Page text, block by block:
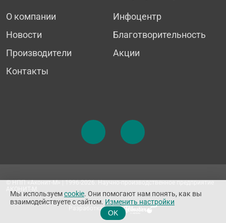
О компании
Новости
Производители
Контакты
Инфоцентр
Благотворительность
Акции
© НПП «Аконит-М» | 1996-2026. Научно-производственное предприятие
Разработка сайта
Мы используемcookie. Они помогают нам понять, как вы
взаимодействуете с сайтом. Изменить настройки
OK